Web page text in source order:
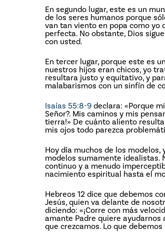
En segundo lugar, este es un
de los seres humanos porque
van tan viento en popa como yo
perfecta. No obstante, Dios
con usted.
En tercer lugar, porque este es
nuestros hijos eran chicos, yo
resultara justo y equitativo, y
malabarismos con un sinfín de
Isaías 55:8-9 declara: «Porque
Señor?. Mis caminos y mis
tierra!» De cuánto aliento
mis ojos todo parezca
Hoy día muchos de los
modelos sumamente idealistas.
continuo y a menudo
nacimiento espiritual hasta el
Hebreos 12 dice que debemos
Jesús, quien va delante de
diciendo: «¡Corre con más
amante Padre quiere ayudarnos
que crezcamos. Lo que